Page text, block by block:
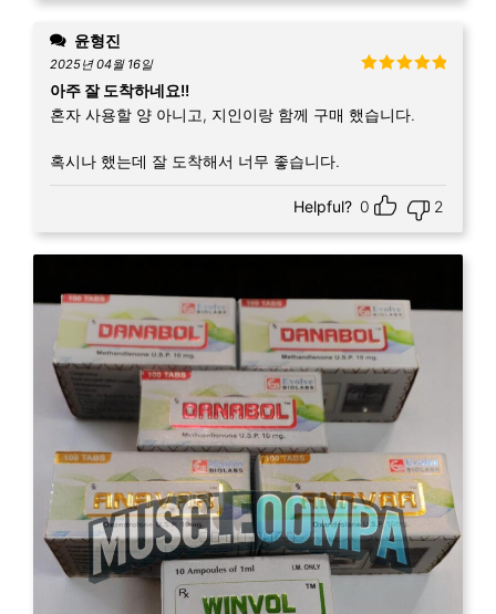
윤형진
2025년 04월 16일
아주 잘 도착하네요!!
혼자 사용할 양 아니고, 지인이랑 함께 구매 했습니다.
혹시나 했는데 잘 도착해서 너무 좋습니다.
Helpful? 0 2